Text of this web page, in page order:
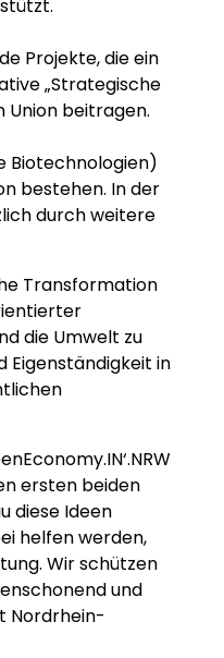
Projekte, die ein
„Strategische
Union beitragen.
Biotechnologien)
bestehen. In der
durch weitere
Transformation
die Umwelt zu
in
ersten beiden
diese Ideen
helfen werden,
Wir schützen
und
Nordrhein-